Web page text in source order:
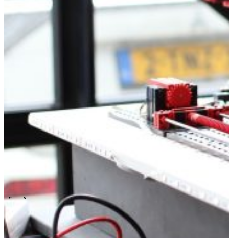
Onze cultuurOnze purpose, visie en missieOns verhaal
commitment aan ESG & duurzaamheid
Onze governance